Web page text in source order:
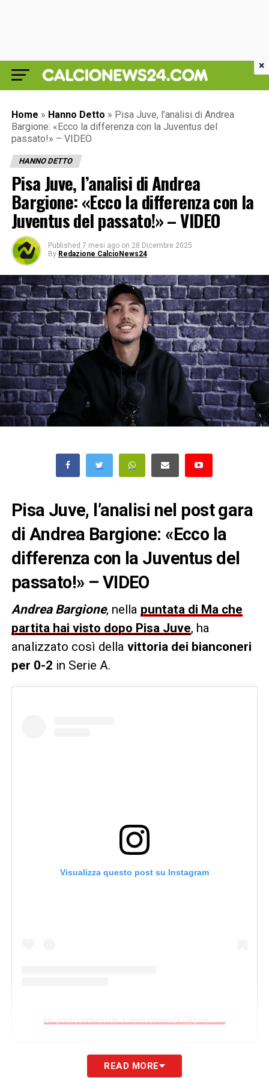
Home » Hanno Detto » Pisa Juve, l’analisi di Andrea
Bargione: «Ecco la differenza con la Juventus del
passato!» – VIDEO
HANNO DETTO
Pisa Juve, l’analisi di Andrea
Bargione: «Ecco la differenza con la
Juventus del passato!» – VIDEO
Published 7 mesi ago on 28 Dicembre 2025
By Redazione CalcioNews24
Pisa Juve, l’analisi nel post gara
di Andrea Bargione: «Ecco la
differenza con la Juventus del
passato!» – VIDEO
Andrea Bargione, nella puntata di Ma che
partita hai visto dopo Pisa Juve, ha
analizzato così della vittoria dei bianconeri
per 0-2 in Serie A.
Visualizza questo post su Instagram
Bisognava vincere, era
READ MORE
×